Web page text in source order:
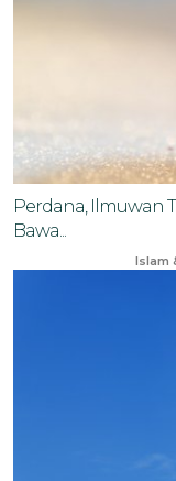
Perdana, Ilmuwan
Bawa...
Islam